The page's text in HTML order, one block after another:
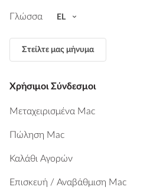
Γλώσσα EL
Στείλτε μας μήνυμα
Χρήσιμοι Σύνδεσμοι
Μεταχειρισμένα Mac
Πώληση Mac
Καλάθι Αγορών
Επισκευή / Αναβάθμιση Mac